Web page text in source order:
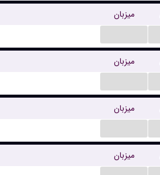
میزبان
میزبان
میزبان
میزبان